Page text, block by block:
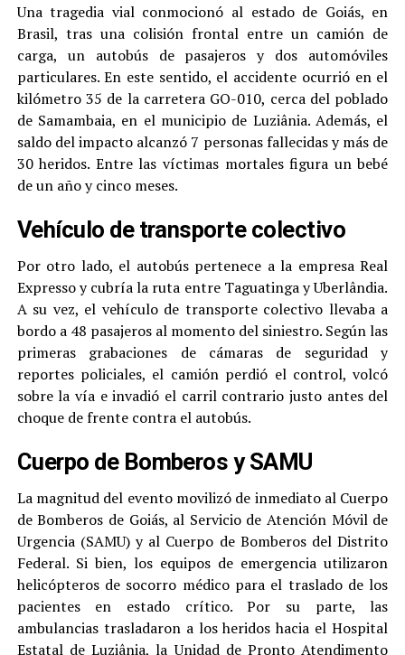
Una tragedia vial conmocionó al estado de Goiás, en
Brasil, tras una colisión frontal entre un camión de
carga, un autobús de pasajeros y dos automóviles
particulares. En este sentido, el accidente ocurrió en el
kilómetro 35 de la carretera GO-010, cerca del poblado
de Samambaia, en el municipio de Luziânia. Además, el
saldo del impacto alcanzó 7 personas fallecidas y más de
30 heridos. Entre las víctimas mortales figura un bebé
de un año y cinco meses.
Vehículo de transporte colectivo
Por otro lado, el autobús pertenece a la empresa Real
Expresso y cubría la ruta entre Taguatinga y Uberlândia.
A su vez, el vehículo de transporte colectivo llevaba a
bordo a 48 pasajeros al momento del siniestro. Según las
primeras grabaciones de cámaras de seguridad y
reportes policiales, el camión perdió el control, volcó
sobre la vía e invadió el carril contrario justo antes del
choque de frente contra el autobús.
Cuerpo de Bomberos y SAMU
La magnitud del evento movilizó de inmediato al Cuerpo
de Bomberos de Goiás, al Servicio de Atención Móvil de
Urgencia (SAMU) y al Cuerpo de Bomberos del Distrito
Federal. Si bien, los equipos de emergencia utilizaron
helicópteros de socorro médico para el traslado de los
pacientes en estado crítico. Por su parte, las
ambulancias trasladaron a los heridos hacia el Hospital
Estatal de Luziânia, la Unidad de Pronto Atendimento